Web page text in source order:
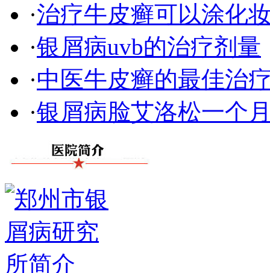
·治疗牛皮癣可以涂化
·银屑病uvb的治疗剂量
·中医牛皮癣的最佳治
·银屑病脸艾洛松一个